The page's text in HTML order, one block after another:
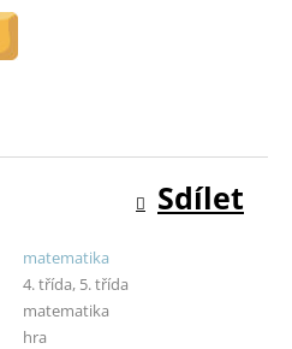
matematika
4. třída, 5. třída
matematika
hra
Sdílet